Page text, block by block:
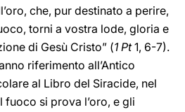
che, pur destinato a perire,
torni a vostra lode, gloria e
di Gesù Cristo” (1 Pt1, 6-7).
riferimento all’Antico
al Libro del Siracide, nel
fuoco si prova l’oro, e gli